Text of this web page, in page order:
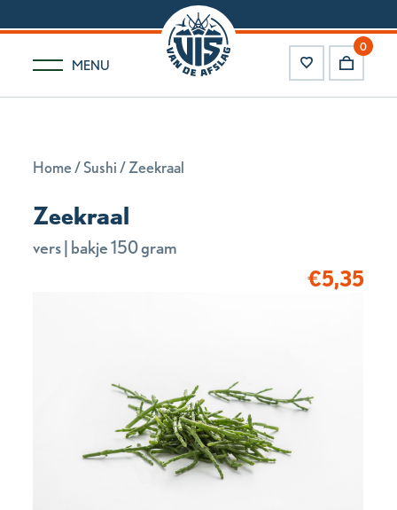
MENU
0
Home/Sushi/ Zeekraal
Zeekraal
vers | bakje 150 gram
€5,35